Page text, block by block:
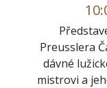
Preusslera
dávné
mistrovi a